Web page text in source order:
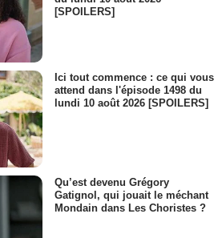
[SPOILERS]
Ici tout commence : ce qui vous
attend dans l'épisode 1498 du
lundi 10 août 2026 [SPOILERS]
Qu’est devenu Grégory
Gatignol, qui jouait le méchant
Mondain dans Les Choristes ?